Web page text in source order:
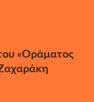
«Οράματος